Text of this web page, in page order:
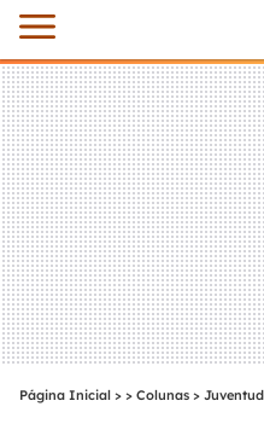
Página Inicial > Colunas >